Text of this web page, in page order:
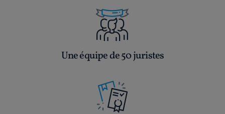
Une équipe de 50 juristes